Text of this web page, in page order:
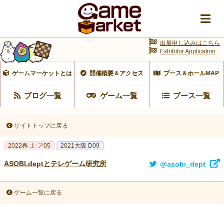
ゲームマーケットとは 開催概要＆アクセス ブース＆ホールMAP
ブログ一覧 ゲーム一覧 ブース一覧
出展申し込みはこちら
Exhibitor Application
サイトトップに戻る
2022春 土-ア05 2021大阪 D09
ASOBI.deptとテレゲーム研究所 @asobi_dept
ゲーム一覧に戻る